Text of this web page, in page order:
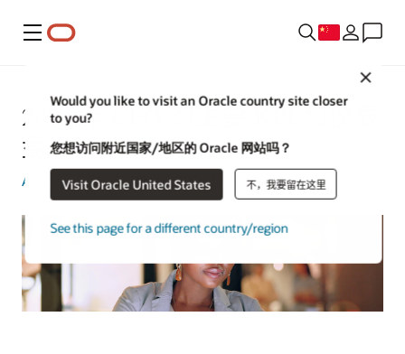
菜单
Would you like to visit an Oracle country site closer
to you?
您想访问附近国家/地区的 Oracle 网站吗？
Visit Oracle United States 不，我要留在这里
See this page for a different country/region
2024 年 CFO 的主要 KPI 和仪表
盘
Alex Chan| 内容策略师 | 2024 年 2 月 12 日